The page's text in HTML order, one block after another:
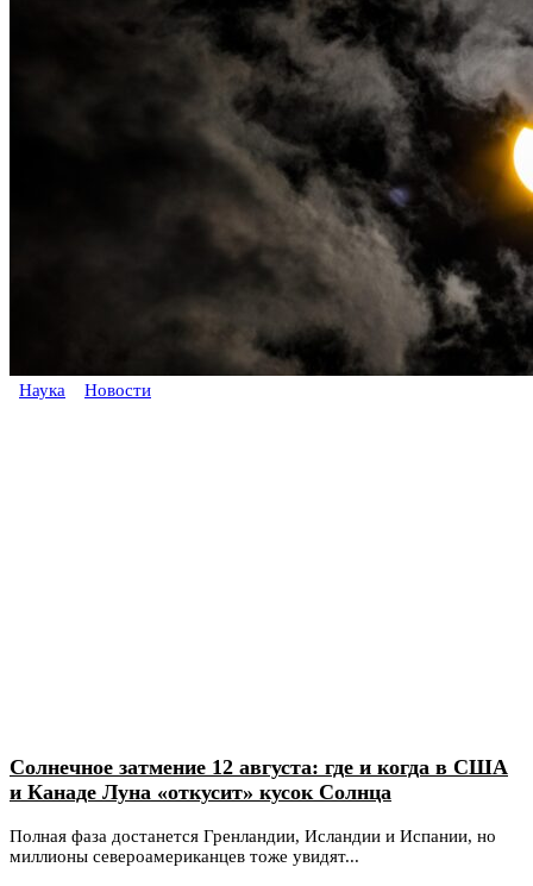
Наука Новости
Солнечное затмение 12 августа: где и когда в США
и Канаде Луна «откусит» кусок Солнца
Полная фаза достанется Гренландии, Исландии и Испании, но
миллионы североамериканцев тоже увидят...